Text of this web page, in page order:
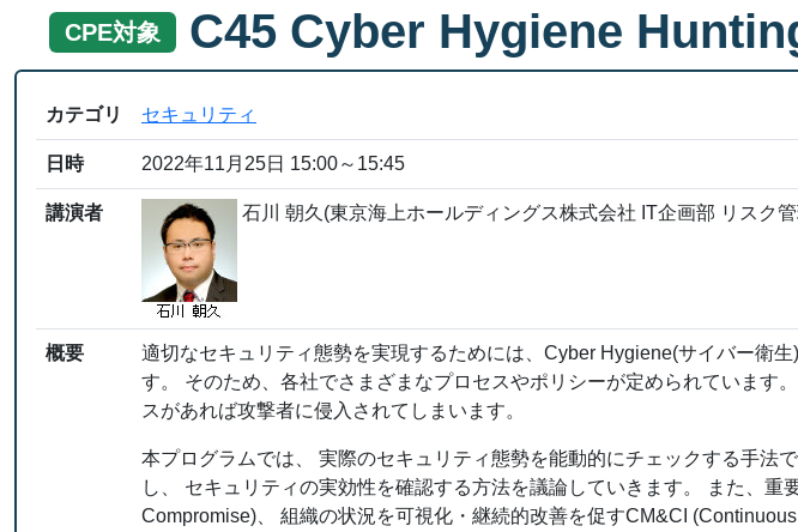
CPE対象 C45 Cyber Hygiene
カテゴリ セキュリティ
日時 2022年11月25日 15:00～15:45
講演者 石川 朝久(東京海上ホールディングス株式会社 IT企画部 リスク
概要
適切なセキュリティ態勢を実現するためには、Cyber Hygiene(サイバー衛
す。 そのため、各社でさまざまなプロセスやポリシーが定められています
スがあれば攻撃者に侵入されてしまいます。
本プログラムでは、 実際のセキュリティ態勢を能動的にチェックする手法
し、 セキュリティの実効性を確認する方法を議論していきます。 また、重
Compromise)、 組織の状況を可視化・継続的改善を促すCM&CI